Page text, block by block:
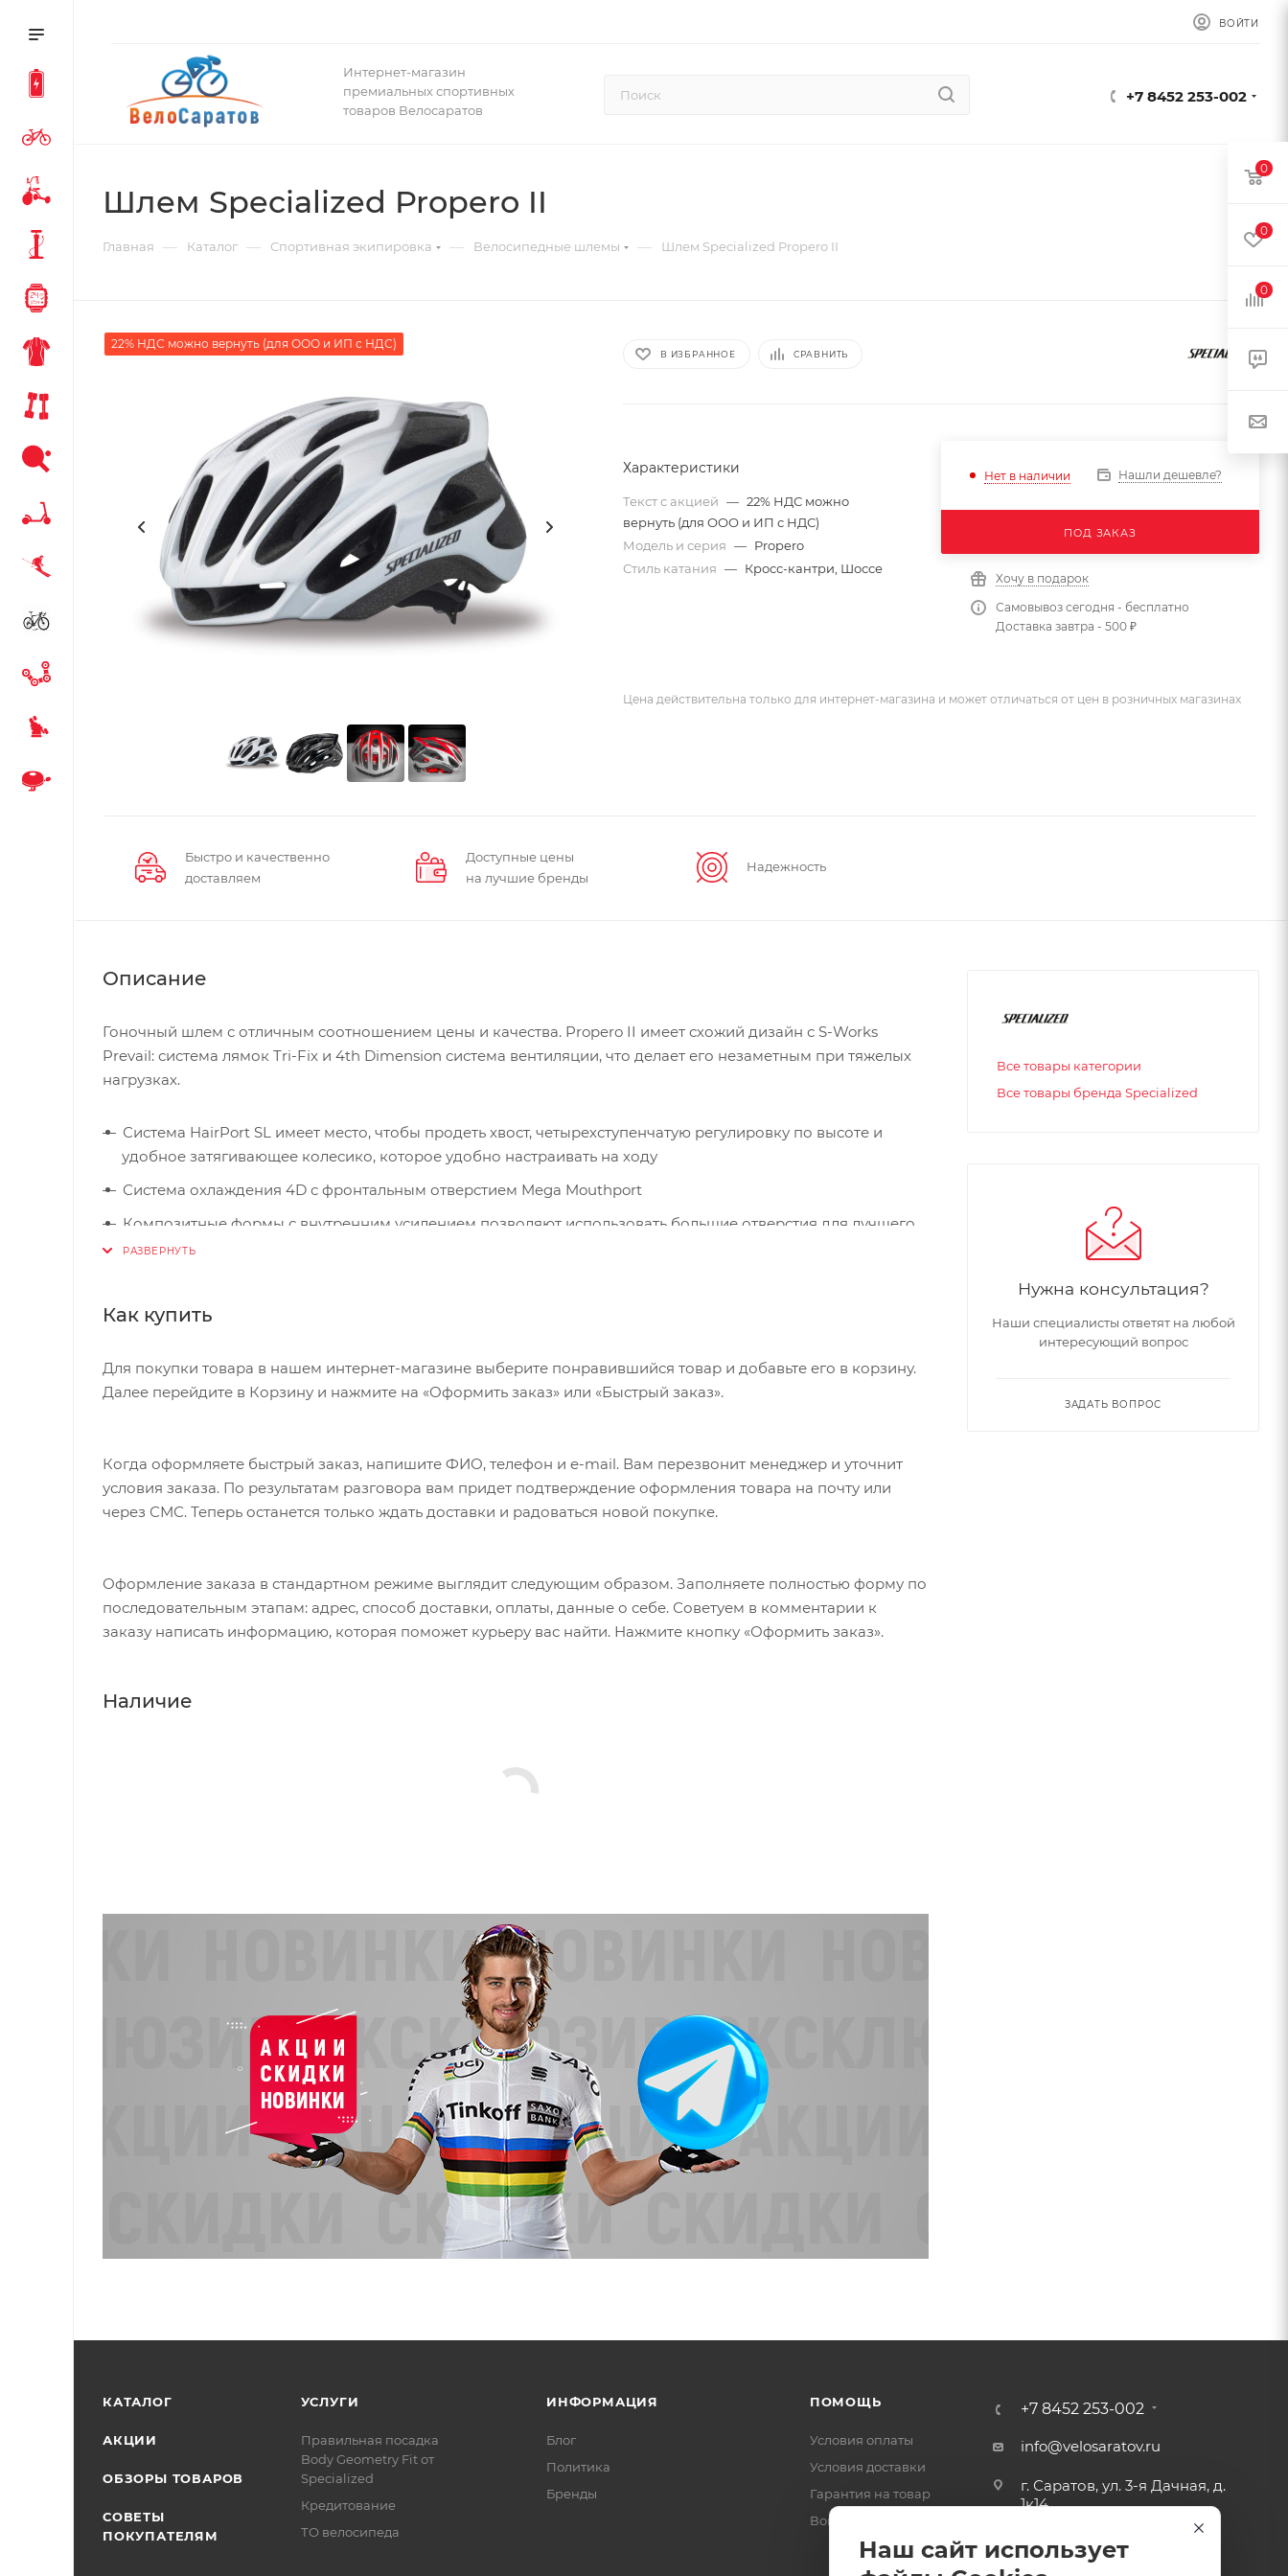
ВОЙТИ
Интернет-магазин
премиальных спортивных
товаров Велосаратов
+7 8452 253-002
Шлем Specialized Propero II
Главная — Каталог — Спортивная экипировка — Велосипедные шлемы — Шлем Specialized Propero II
22% НДС можно вернуть (для ООО и ИП с НДС)
В ИЗБРАННОЕ СРАВНИТЬ
Характеристики
Текст с акцией — 22% НДС можно
вернуть (для ООО и ИП с НДС)
Модель и серия — Propero
Стиль катания — Кросс-кантри, Шоссе
Нет в наличии Нашли дешевле?
ПОД ЗАКАЗ
Хочу в подарок
Самовывоз сегодня - бесплатно
Доставка завтра - 500 ₽
Цена действительна только для интернет-магазина и может отличаться от цен в розничных магазинах
Быстро и качественно
доставляем
Доступные цены
на лучшие бренды
Надежность
Описание
Гоночный шлем с отличным соотношением цены и качества. Propero II имеет схожий дизайн с S-Works
Prevail: система лямок Tri-Fix и 4th Dimension система вентиляции, что делает его незаметным при тяжелых
нагрузках.
Система HairPort SL имеет место, чтобы продеть хвост, четырехступенчатую регулировку по высоте и
удобное затягивающее колесико, которое удобно настраивать на ходу
Система охлаждения 4D с фронтальным отверстием Mega Mouthport
Композитные формы с внутренним усилением позволяют использовать большие отверстия для лучшего
охлаждения
Как купить
Для покупки товара в нашем интернет-магазине выберите понравившийся товар и добавьте его в корзину.
Далее перейдите в Корзину и нажмите на «Оформить заказ» или «Быстрый заказ».
Когда оформляете быстрый заказ, напишите ФИО, телефон и e-mail. Вам перезвонит менеджер и уточнит
условия заказа. По результатам разговора вам придет подтверждение оформления товара на почту или
через СМС. Теперь останется только ждать доставки и радоваться новой покупке.
Оформление заказа в стандартном режиме выглядит следующим образом. Заполняете полностью форму по
последовательным этапам: адрес, способ доставки, оплаты, данные о себе. Советуем в комментарии к
заказу написать информацию, которая поможет курьеру вас найти. Нажмите кнопку «Оформить заказ».
Наличие
Все товары категории
Все товары бренда Specialized
Нужна консультация?
Наши специалисты ответят на любой
интересующий вопрос
ЗАДАТЬ ВОПРОС
КАТАЛОГ
АКЦИИ
ОБЗОРЫ ТОВАРОВ
СОВЕТЫ
ПОКУПАТЕЛЯМ
УСЛУГИ
Правильная посадка
Body Geometry Fit от
Specialized
Кредитование
ТО велосипеда
ИНФОРМАЦИЯ
Блог
Политика
Бренды
ПОМОЩЬ
Условия оплаты
Условия доставки
Гарантия на товар
Вопрос-ответ
+7 8452 253-002
info@velosaratov.ru
г. Саратов, ул. 3-я Дачная, д.
1к14
Наш сайт использует
0
0
0